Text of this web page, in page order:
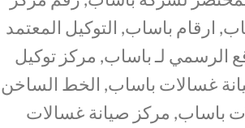
ارقام باساب, التوكيل المعتمد
الرسمي لـ باساب, مركز توكيل
غسالات باساب, الخط الساخن
باساب, مركز صيانة غسالات